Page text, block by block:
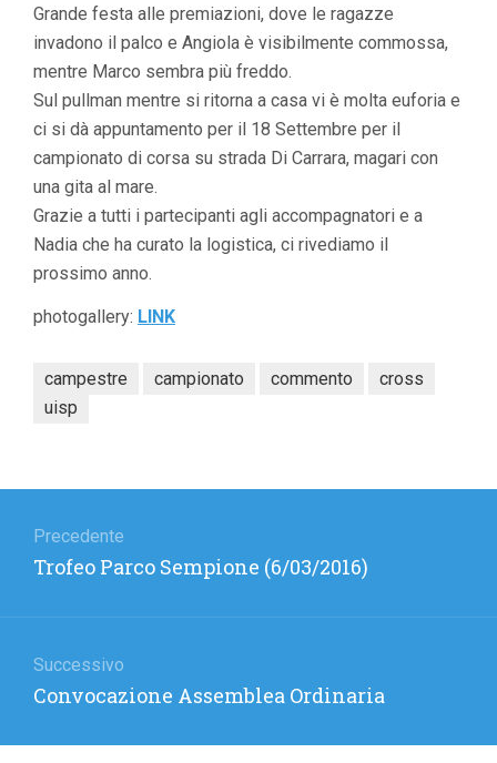
Grande festa alle premiazioni, dove le ragazze
invadono il palco e Angiola è visibilmente commossa,
mentre Marco sembra più freddo.
Sul pullman mentre si ritorna a casa vi è molta euforia e
ci si dà appuntamento per il 18 Settembre per il
campionato di corsa su strada Di Carrara, magari con
una gita al mare.
Grazie a tutti i partecipanti agli accompagnatori e a
Nadia che ha curato la logistica, ci rivediamo il
prossimo anno.
photogallery: LINK
campestre campionato commento
cross
uisp
articoli
Precedente
Articolo
Trofeo Parco Sempione (6/03/2016)
Successivo
Articolo
Convocazione Assemblea Ordinaria